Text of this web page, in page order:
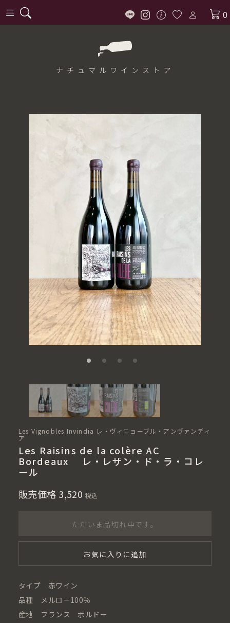
0
ナチュマル ワインストア
Les Vignobles Invindia レ・ヴィニョーブル・アンヴァンディ
ア
Les Raisins de la colère AC
Bordeaux レ・レザン・ド・ラ・コレ
ール
販売価格 3,520 税込
ただいま品切れ中です。
お気に入りに追加
タイプ 赤ワイン
品種 メルロー100％
産地 フランス ボルドー